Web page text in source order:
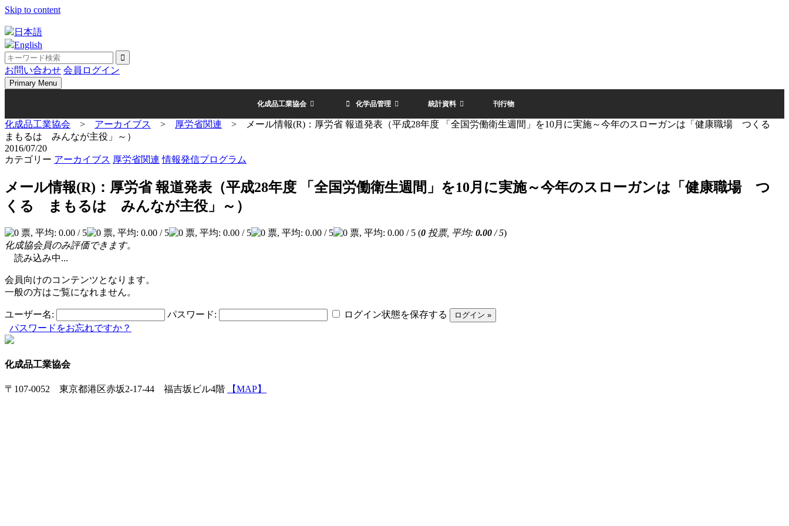
Skip to content
日本語
English
お問い合わせ 会員ログイン
Primary Menu
化成品工業協会 化学品管理 統計資料 刊行物
化成品工業協会 > アーカイブス > 厚労省関連 >
メール情報(R)：厚労省 報道発表（平成28年度 「全国労働衛生週間」を10月に実施～今年のスローガンは「健康職場 つくる
まもるは みんなが主役」～）
2016/07/20
カテゴリー アーカイブス 厚労省関連 情報発信プログラム
メール情報(R)：厚労省 報道発表（平成28年度 「全国労働衛生週間」を10月に実施～今年のスローガンは「健康職場 つ
くる まもるは みんなが主役」～）
(0 投票, 平均: 0.00 / 5)
化成協会員のみ評価できます。
読み込み中...
会員向けのコンテンツとなります。
一般の方はご覧になれません。
ユーザー名: パスワード:
ログイン状態を保存する
パスワードをお忘れですか？
化成品工業協会
〒107-0052 東京都港区赤坂2-17-44 福吉坂ビル4階 【MAP】